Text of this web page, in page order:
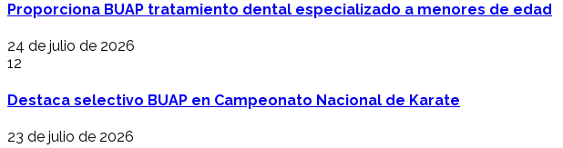
Proporciona BUAP tratamiento dental especializado a menores de edad
24 de julio de 2026
12
Destaca selectivo BUAP en Campeonato Nacional de Karate
23 de julio de 2026